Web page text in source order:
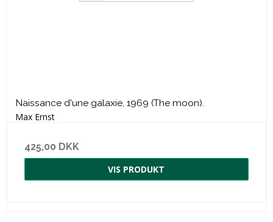
Naissance d'une galaxie, 1969 (The moon).
Max Ernst
425,00 DKK
VIS PRODUKT